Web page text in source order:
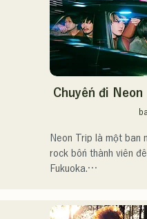
Chuyến đi Neon
Neon Trip là một ban
rock bốn thành viên
Fukuoka.
albatross thành Neon